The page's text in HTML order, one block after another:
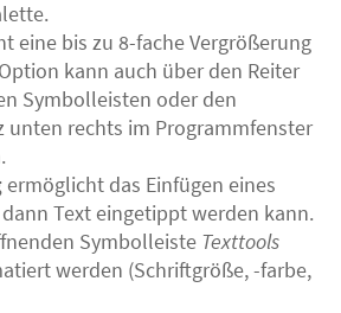
eine bis zu 8-fache Vergrößerung
kann auch über den Reiter
Symbolleisten oder den
unten rechts im Programmfenster
ermöglicht das Einfügen eines
Text eingetippt werden kann.
Symbolleiste Texttools
werden (Schriftgröße, -farbe,